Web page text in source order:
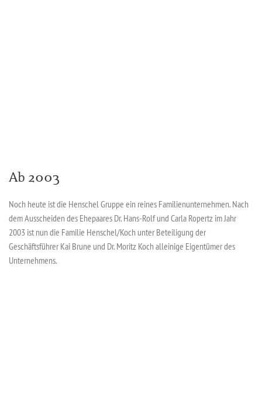
Ab 2003
Noch heute ist die Henschel Gruppe ein reines Familienunternehmen. Nach
dem Ausscheiden des Ehepaares Dr. Hans-Rolf und Carla Ropertz im Jahr
2003 ist nun die Familie Henschel/Koch unter Beteiligung der
Geschäftsführer Kai Brune und Dr. Moritz Koch alleinige Eigentümer des
Unternehmens.